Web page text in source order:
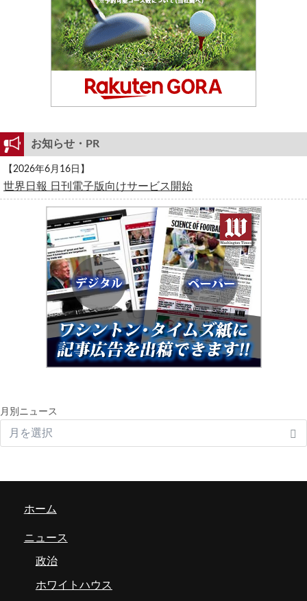
お知らせ・PR
【2026年6月16日】
世界日報 日刊電子版向けサービス開始
月別ニュース
ホーム
ニュース
政治
ホワイトハウス